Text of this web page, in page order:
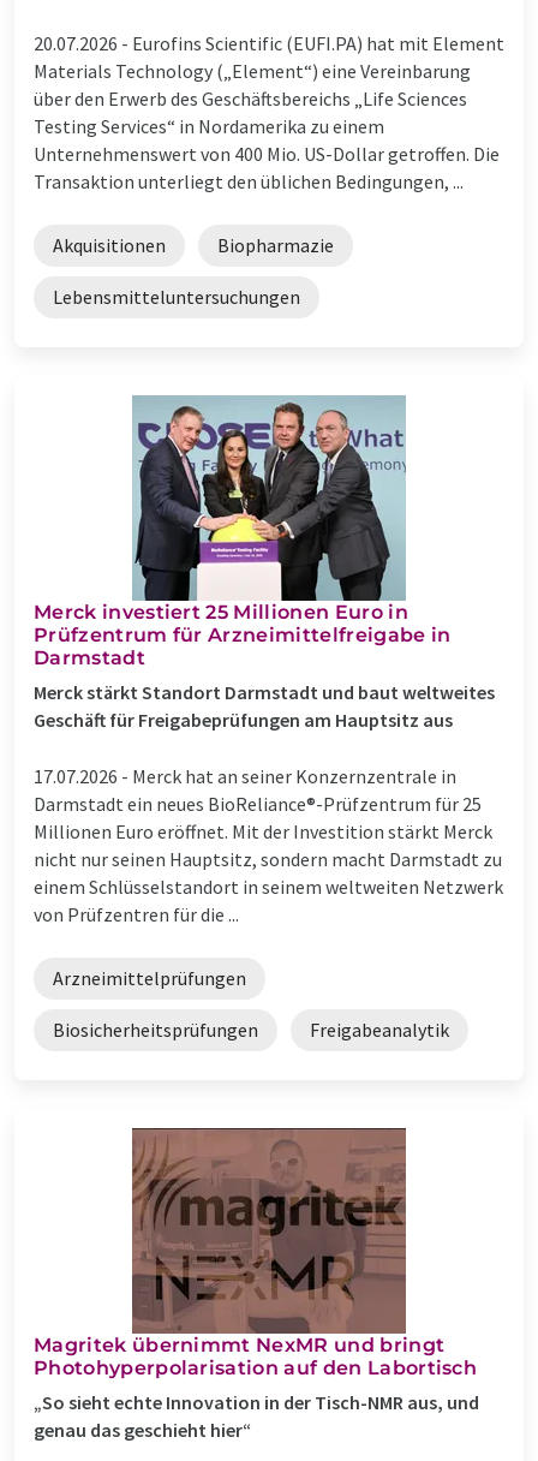
20.07.2026 - Eurofins Scientific (EUFI.PA) hat mit Element
Materials Technology („Element“) eine Vereinbarung
über den Erwerb des Geschäftsbereichs „Life Sciences
Testing Services“ in Nordamerika zu einem
Unternehmenswert von 400 Mio. US-Dollar getroffen. Die
Transaktion unterliegt den üblichen Bedingungen, ...
Akquisitionen Biopharmazie
Lebensmitteluntersuchungen
Merck investiert 25 Millionen Euro in
Prüfzentrum für Arzneimittelfreigabe in
Darmstadt
Merck stärkt Standort Darmstadt und baut weltweites
Geschäft für Freigabeprüfungen am Hauptsitz aus
17.07.2026 - Merck hat an seiner Konzernzentrale in
Darmstadt ein neues BioReliance®-Prüfzentrum für 25
Millionen Euro eröffnet. Mit der Investition stärkt Merck
nicht nur seinen Hauptsitz, sondern macht Darmstadt zu
einem Schlüsselstandort in seinem weltweiten Netzwerk
von Prüfzentren für die ...
Arzneimittelprüfungen
Biosicherheitsprüfungen Freigabeanalytik
Magritek übernimmt NexMR und bringt
Photohyperpolarisation auf den Labortisch
„So sieht echte Innovation in der Tisch-NMR aus, und
genau das geschieht hier“